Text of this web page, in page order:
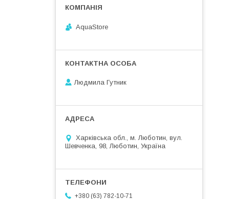
AquaStore
Людмила Гутник
Харківська обл., м. Люботин, вул.
Шевченка, 98, Люботин, Україна
+380 (63) 782-10-71